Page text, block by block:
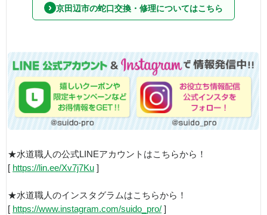
京田辺市の蛇口交換・修理についてはこちら
★水道職人の公式LINEアカウントはこちらから！
[ https://lin.ee/Xv7j7Ku ]
★水道職人のインスタグラムはこちらから！
[ https://www.instagram.com/suido_pro/ ]